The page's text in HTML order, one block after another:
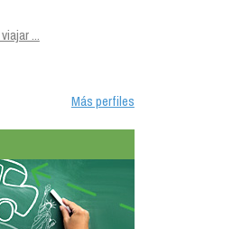
...
Más perfiles